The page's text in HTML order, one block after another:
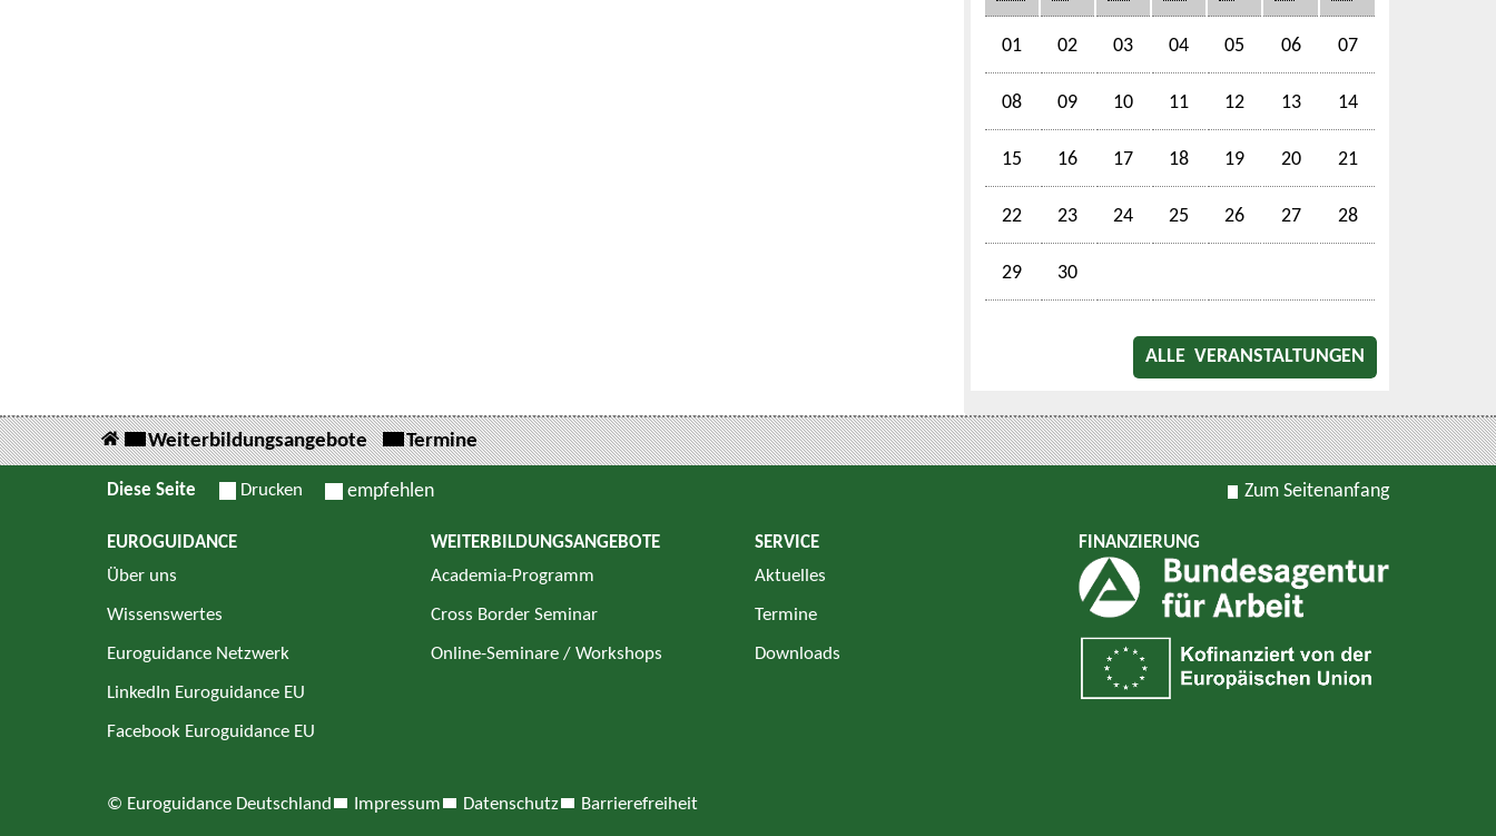
01 02 03 04 05 06 07
08 09 10 11 12 13 14
15 16 17 18 19 20 21
22 23 24 25 26 27 28
29 30
ALLE VERANSTALTUNGEN
Weiterbildungsangebote Termine
Diese Seite Drucken empfehlen Zum Seitenanfang
EUROGUIDANCE
Über uns
Wissenswertes
Euroguidance Netzwerk
LinkedIn Euroguidance EU
Facebook Euroguidance EU
WEITERBILDUNGSANGEBOTE
Academia-Programm
Cross Border Seminar
Online-Seminare / Workshops
SERVICE
Aktuelles
Termine
Downloads
FINANZIERUNG
© Euroguidance Deutschland Impressum Datenschutz Barrierefreiheit